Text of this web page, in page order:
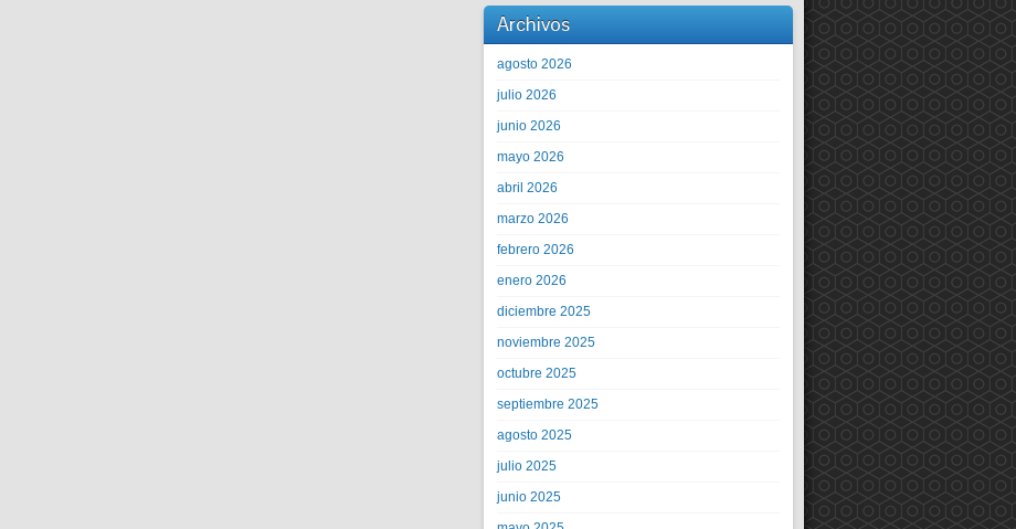
Archivos
agosto 2026
julio 2026
junio 2026
mayo 2026
abril 2026
marzo 2026
febrero 2026
enero 2026
diciembre 2025
noviembre 2025
octubre 2025
septiembre 2025
agosto 2025
julio 2025
junio 2025